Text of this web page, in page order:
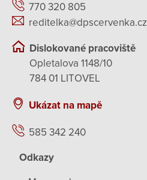
770 320 805
reditelka@dpscervenka.cz
Dislokované pracoviště
Opletalova 1148/10
784 01 LITOVEL
Ukázat na mapě
585 342 240
Odkazy